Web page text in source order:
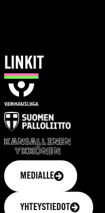
LINKIT
MEDIALLE
YHTEYSTIEDOT